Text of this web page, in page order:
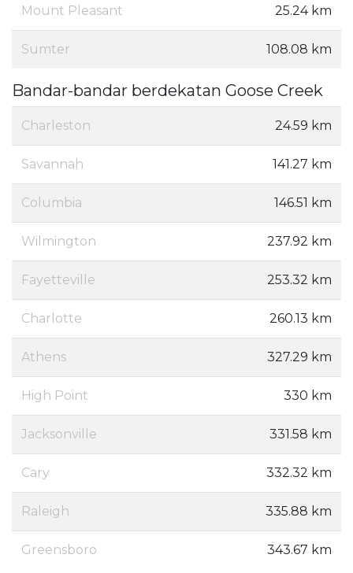
Mount Pleasant 25.24 km
Sumter 108.08 km
Bandar-bandar berdekatan Goose Creek
Charleston 24.59 km
Savannah 141.27 km
Columbia 146.51 km
Wilmington 237.92 km
Fayetteville 253.32 km
Charlotte 260.13 km
Athens 327.29 km
High Point 330 km
Jacksonville 331.58 km
Cary 332.32 km
Raleigh 335.88 km
Greensboro 343.67 km